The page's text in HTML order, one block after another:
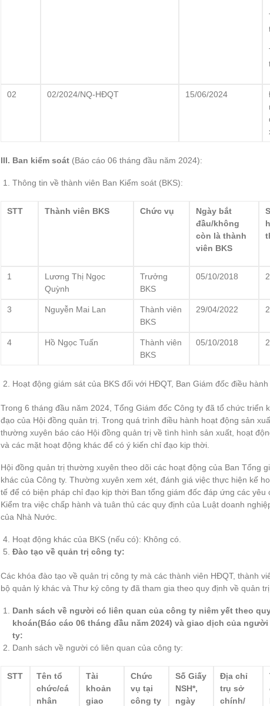
02 02/2024/NQ-HĐQT 15/06/2024
III. Ban kiểm soát (Báo cáo 06 tháng đầu năm 2024):
Thông tin về thành viên Ban Kiểm soát (BKS):
STT Thành viên BKS Chức vụ Ngày bắt
đầu/không
còn là thành
viên BKS
1
Lương Thị Ngọc
Quỳnh
Trưởng
BKS
05/10/2018 2
3 Nguyễn Mai Lan
Thành viên
BKS
29/04/2022 2
4 Hồ Ngọc Tuấn
Thành viên
BKS
05/10/2018 2
Hoạt động giám sát của BKS đối với HĐQT, Ban Giám đốc điều
Trong 6 tháng đầu năm 2024, Tổng Giám đốc Công ty đã tổ chức triển
đạo của Hội đồng quản trị. Trong quá trình điều hành hoạt động sản
thường xuyên báo cáo Hội đồng quản trị về tình hình sản xuất, hoạt
và các mặt hoạt động khác để có ý kiến chỉ đạo kịp thời.
Hội đồng quản trị thường xuyên theo dõi các hoạt động của Ban Tổng
khác của Công ty. Thường xuyên xem xét, đánh giá việc thực hiện kế
tế để có biện pháp chỉ đạo kịp thời Ban tổng giám đốc đáp ứng các yêu
Kiểm tra việc chấp hành và tuân thủ các quy định của Luật doanh
của Nhà Nước.
Hoạt động khác của BKS (nếu có): Không có.
Đào tạo về quản trị công ty:
Các khóa đào tạo về quản trị công ty mà các thành viên HĐQT, thành
bộ quản lý khác và Thư ký công ty đã tham gia theo quy định về quản
Danh sách về người có liên quan của công ty niêm yết theo
khoán(Báo cáo 06 tháng đầu năm 2024) và giao dịch của
ty:
Danh sách về người có liên quan của công ty:
STT
Tên tổ
chức/cá
nhân
Tài
khoản
giao
Chức
vụ tại
công ty
Số Giấy
NSH*,
ngày
Địa chỉ
trụ sở
chính/